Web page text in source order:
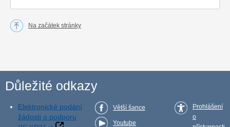
Na začátek stránky
Důležité odkazy
Elektronické podání
žádosti o podporu
Větší šance
Youtube
Prohlášení
o